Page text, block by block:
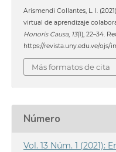
Arismendi Collantes, L. I.
virtual de aprendizaje
Honoris Causa, 13(1), 22–34.
https://revista.uny.edu.ve/
Más formatos de cita
Número
Vol. 13 Núm. 1 (2021):